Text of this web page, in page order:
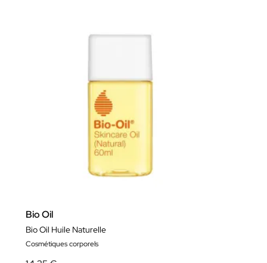
Bio Oil
Bio Oil Huile Naturelle
Cosmétiques corporels